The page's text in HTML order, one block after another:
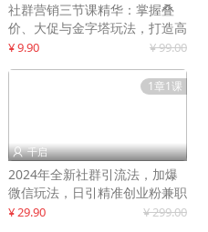
社群营销三节课精华：掌握叠
价、大促与金字塔玩法，打造高
效营销体系
¥ 9.90 ¥ 99.00
1章1课
 千启
2024年全新社群引流法，加爆
微信玩法，日引精准创业粉兼职
粉200+
¥ 29.90 ¥ 299.00